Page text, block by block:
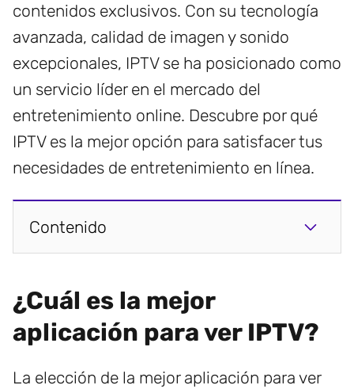
contenidos exclusivos. Con su tecnología
avanzada, calidad de imagen y sonido
excepcionales, IPTV se ha posicionado como
un servicio líder en el mercado del
entretenimiento online. Descubre por qué
IPTV es la mejor opción para satisfacer tus
necesidades de entretenimiento en línea.
Contenido
¿Cuál es la mejor
aplicación para ver IPTV?
La elección de la mejor aplicación para ver